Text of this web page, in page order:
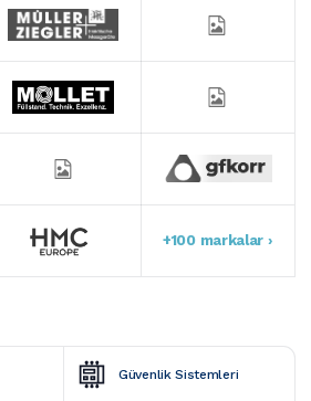
+100 markalar ›
Güvenlik Sistemleri